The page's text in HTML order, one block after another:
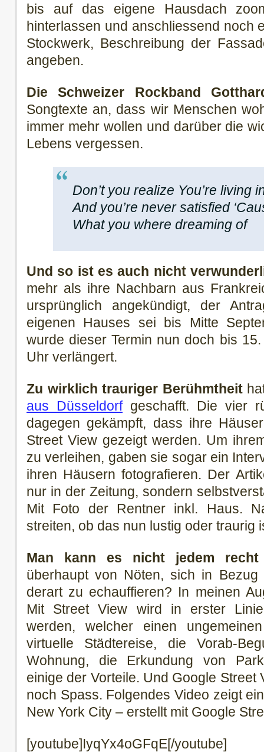
bis auf das eigene Hausdach
hinterlassen und anschliessend noch
Stockwerk, Beschreibung der
angeben.
Die Schweizer Rockband
Songtexte an, dass wir Menschen
immer mehr wollen und darüber die
Lebens vergessen.
Don’t you realize You’re living
And you’re never satisfied
What you where dreaming of
Und so ist es auch nicht
mehr als ihre Nachbarn aus
ursprünglich angekündigt, der
eigenen Hauses sei bis Mitte
wurde dieser Termin nun doch bis
Uhr verlängert.
Zu wirklich trauriger Berühmtheit
aus Düsseldorfgeschafft. Die vier
dagegen gekämpft, dass ihre
Street View gezeigt werden. Um
zu verleihen, gaben sie sogar ein
ihren Häusern fotografieren. Der
nur in der Zeitung, sondern
Mit Foto der Rentner inkl. Haus.
streiten, ob das nun lustig oder traurig
Man kann es nicht jedem recht
überhaupt von Nöten, sich in
derart zu echauffieren? In meinen
Mit Street View wird in erster
werden, welcher einen
virtuelle Städtereise, die Vorab-
Wohnung, die Erkundung von
einige der Vorteile. Und Google Street
noch Spass. Folgendes Video zeigt
New York City – erstellt mit Google
[youtube]IyqYx4oGFqE[/youtube]